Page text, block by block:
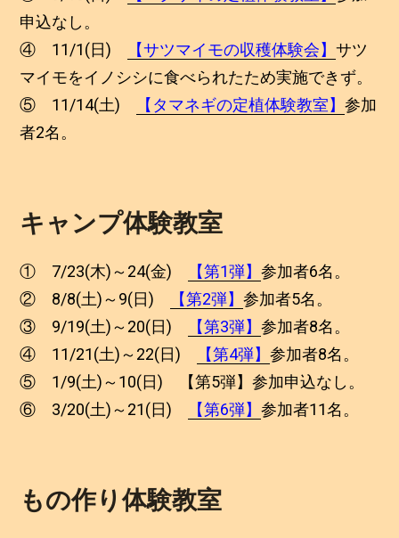
申込なし。
④ 11/1(日)
【サツマイモの収穫体験会】サツ
マイモをイノシシに食べられたため実施できず。
⑤ 11/14(土)
【タマネギの定植体験教室】参加
者2名。
キャンプ体験教室
① 7/23(木)～24(金) 【第1弾】参加者6名。
② 8/8(土)～9(日)
【第2弾】参加者5名。
③ 9/19(土)～20(日)
【第3弾】参加者8名。
④ 11/21(土)～22(日)
【第4弾】参加者8名。
⑤ 1/9(土)～10(日) 【第5弾】参加申込なし。
⑥ 3/20(土)～21(日)
【第6弾】参加者11名。
もの作り体験教室